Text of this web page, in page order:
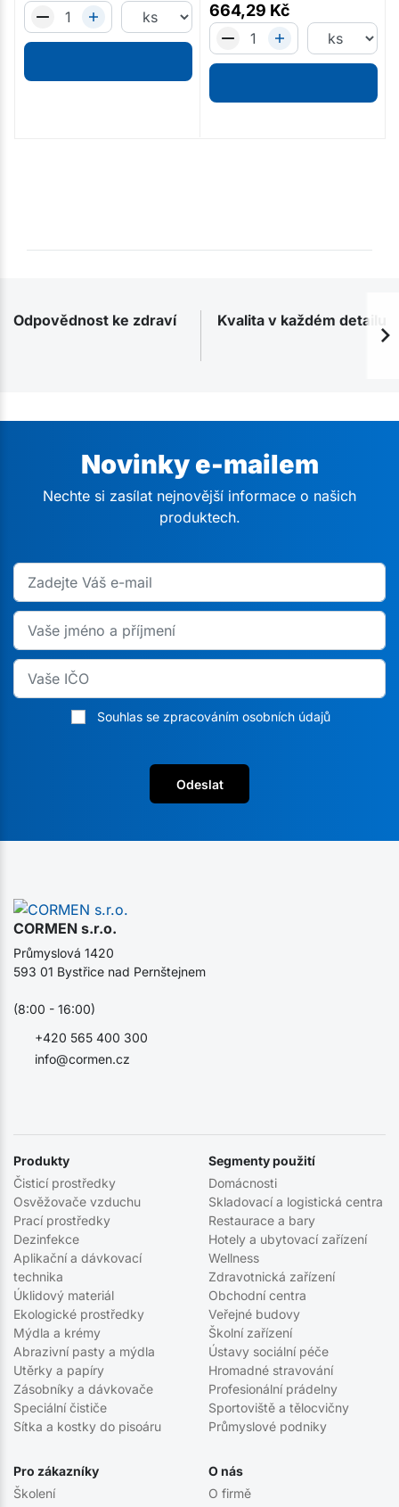
664,29 Kč
Odpovědnost ke zdraví Kvalita v každém detailu
Novinky e-mailem
Nechte si zasílat nejnovější informace o našich
produktech.
Souhlas se zpracováním osobních údajů
Odeslat
CORMEN s.r.o.
info@cormen.cz
+420 565 400 300
Průmyslová 1420
593 01 Bystřice nad Pernštejnem
(8:00 - 16:00)
Produkty
Čisticí prostředky
Osvěžovače vzduchu
Prací prostředky
Dezinfekce
Aplikační a dávkovací
technika
Úklidový materiál
Ekologické prostředky
Mýdla a krémy
Abrazivní pasty a mýdla
Utěrky a papíry
Zásobníky a dávkovače
Speciální čističe
Sítka a kostky do pisoáru
Segmenty použití
Domácnosti
Skladovací a logistická centra
Restaurace a bary
Hotely a ubytovací zařízení
Wellness
Zdravotnická zařízení
Obchodní centra
Veřejné budovy
Školní zařízení
Ústavy sociální péče
Hromadné stravování
Profesionální prádelny
Sportoviště a tělocvičny
Průmyslové podniky
Pro zákazníky
Školení
O nás
O firmě